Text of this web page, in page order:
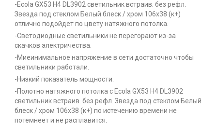
-Ecola GX53 H4 DL3902 светильник встраив. без рефл.
Звезда под стеклом Белый блеск / хром 106х38 (к+)
отлично подойдёт по цвету натяжного потолка.
-Светодиодные светильники не перегорают из-за
скачков электричества.
-Миеинимальное напряжение в сети достаточно чтобы
светильники работали.
-Низкий показатель мощности.
-Полотно натяжного потолка с Ecola GX53 H4 DL3902
светильник встраив. без рефл. Звезда под стеклом Белый
блеск / хром 106х38 (к+) по истечению времени не
потемнеет и не расплавится.